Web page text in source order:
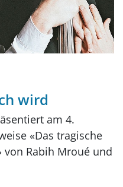
wird
am 4.
«Das tragische
von Rabih Mroué und